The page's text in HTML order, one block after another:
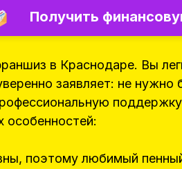
Получить
в Краснодаре. Вы
заявляет: не
особенностей:
поэтому любимый